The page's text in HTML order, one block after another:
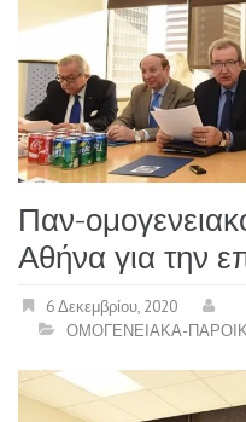
Παν-
Αθήνα για την
6 Δεκεμβρίου, 2020
ΟΜΟΓΕΝΕΙΑΚΑ-